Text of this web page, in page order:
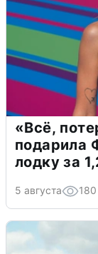
«Всё,
подарила
лодку за
5 августа 180